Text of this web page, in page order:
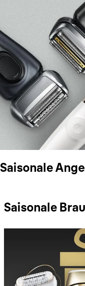
Saisonale
Saisonale